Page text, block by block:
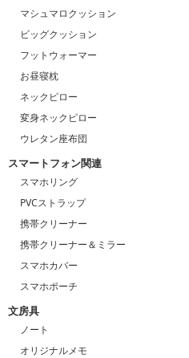
マシュマロクッション
ビッグクッション
フットウォーマー
お昼寝枕
ネックピロー
変身ネックピロー
ウレタン座布団
スマートフォン関連
スマホリング
PVCストラップ
携帯クリーナー
携帯クリーナー＆ミラー
スマホカバー
スマホポーチ
文房具
ノート
オリジナルメモ